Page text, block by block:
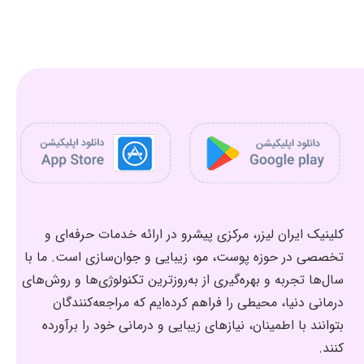
کلینیک ایران لیزر، مرکزی پیشرو در ارائه خدمات حرفه‌ای و
تخصصی در حوزه پوست، مو، زیبایی و جوان‌سازی است. ما با
سال‌ها تجربه و بهره‌گیری از به‌روزترین تکنولوژی‌ها و روش‌های
درمانی دنیا، محیطی را فراهم کرده‌ایم که مراجعه‌کنندگان
بتوانند با اطمینان، نیازهای زیبایی و درمانی خود را برآورده
کنند.